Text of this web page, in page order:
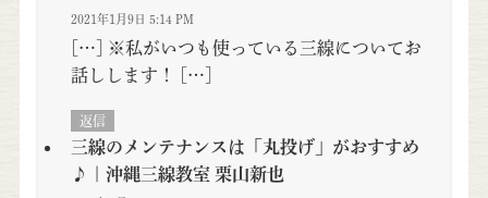
2021年1月9日 5:14 PM
[…] ※私がいつも使っている三線についてお
話しします！ […]
返信
三線のメンテナンスは「丸投げ」がおすすめ
♪ | 沖縄三線教室 栗山新也